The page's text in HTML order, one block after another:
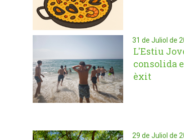
31 de Juliol de
L'Estiu
consolida
èxit
29 de Juliol de